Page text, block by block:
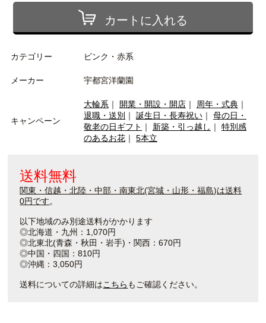
カートに入れる
カテゴリー ピンク・赤系
メーカー 宇都宮洋蘭園
キャンペーン
大輪系 ｜ 開業・開設・開店 ｜ 周年・式典 ｜
退職・送別 ｜ 誕生日・長寿祝い ｜ 母の日・
敬老の日ギフト ｜ 新築・引っ越し ｜ 特別感
のあるお花 ｜ 5本立
送料無料
関東・信越・北陸・中部・南東北(宮城・山形・福島)は送料
0円です。
以下地域のみ別途送料がかかります
◎北海道・九州：1,070円
◎北東北(青森・秋田・岩手)・関西：670円
◎中国・四国：810円
◎沖縄：3,050円
送料についての詳細はこちら もご確認ください。